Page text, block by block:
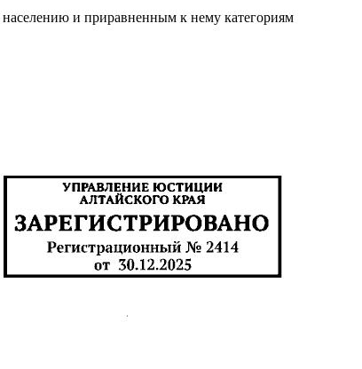
населению и приравненным к нему категориям